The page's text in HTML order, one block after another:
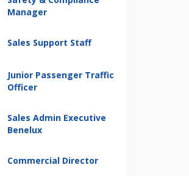
Manager
Sales Support Staff
Junior Passenger Traffic
Officer
Sales Admin Executive
Benelux
Commercial Director